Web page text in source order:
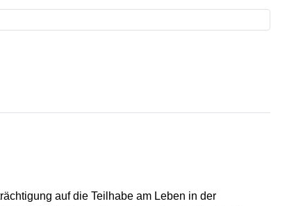
auf die Teilhabe am Leben in der